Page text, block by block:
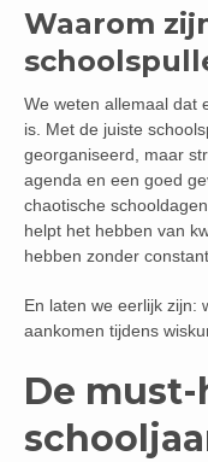
Waarom
We weten allemaal dat
is. Met de juiste
georganiseerd, maar
agenda en een goed
chaotische
helpt het hebben van
hebben zonder
En laten we eerlijk zijn:
aankomen tijdens
De